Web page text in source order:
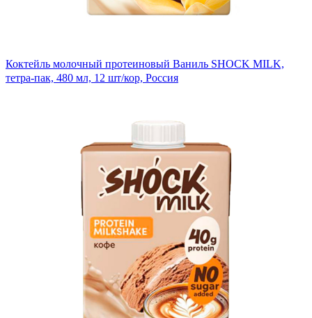
Коктейль молочный протеиновый Ваниль SHOCK MILK,
тетра-пак, 480 мл, 12 шт/кор, Россия